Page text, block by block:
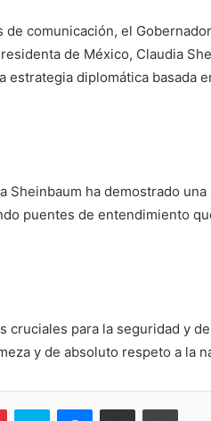
comunicación, el
de México, Claudia
estrategia diplomática basada
Sheinbaum ha demostrado
puentes de entendimiento
cruciales para la seguridad y
y de absoluto respeto a la
PinterestSkype MessengerCompartir via correo electrónico